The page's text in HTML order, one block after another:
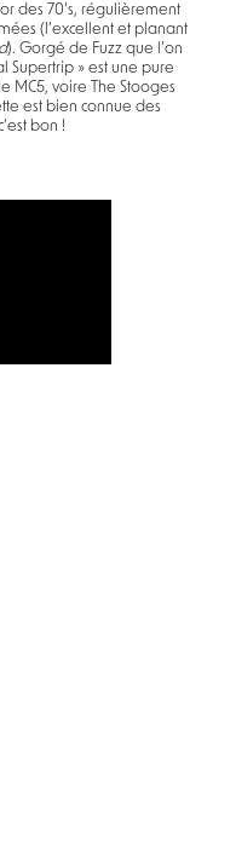
des 70’s, régulièrement
(l’excellent et planant
). Gorgé de Fuzz que l’on
Supertrip » est une pure
MC5, voire The Stooges
est bien connue des
bon !